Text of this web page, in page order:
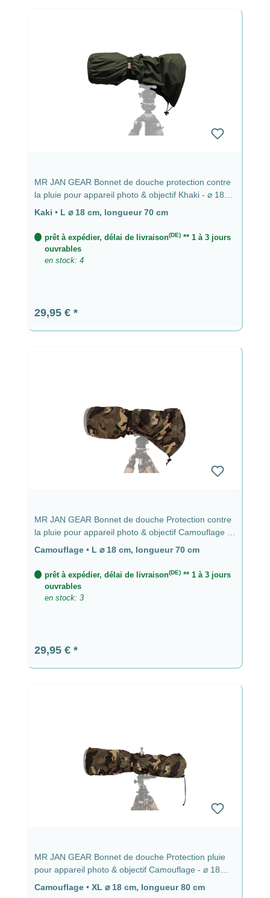
MR JAN GEAR Bonnet de douche protection contre
la pluie pour appareil photo & objectif Khaki - ⌀ 18
cm, longueur 70 cm
Kaki • L ⌀ 18 cm, longueur 70 cm
prêt à expédier, délai de livraison(DE)** 1 à 3 jours
ouvrables
en stock: 4
Prix régulier :
29,95 €
MR JAN GEAR Bonnet de douche Protection contre
la pluie pour appareil photo & objectif Camouflage -
⌀ 18 cm, longueur 70 cm
Camouflage • L ⌀ 18 cm, longueur 70 cm
prêt à expédier, délai de livraison(DE)** 1 à 3 jours
ouvrables
en stock: 3
Prix régulier :
29,95 €
MR JAN GEAR Bonnet de douche Protection pluie
pour appareil photo & objectif Camouflage - ⌀ 18
cm, longueur 80 cm
Camouflage • XL ⌀ 18 cm, longueur 80 cm